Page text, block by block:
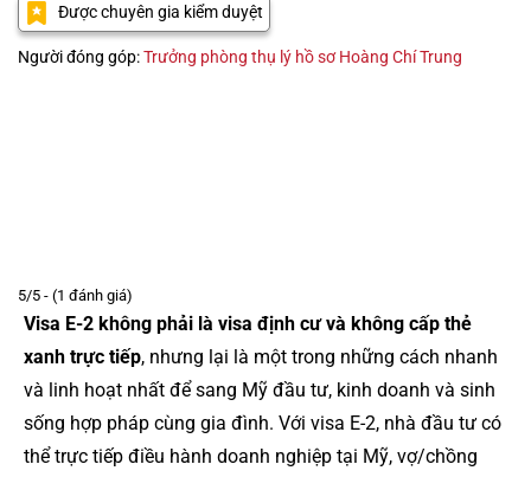
Được chuyên gia kiểm duyệt
Người đóng góp:Trưởng phòng thụ lý hồ sơ Hoàng Chí Trung
5/5 - (1 đánh giá)
Visa E-2 không phải là visa định cư và không cấp thẻ
xanh trực tiếp, nhưng lại là một trong những cách nhanh
và linh hoạt nhất để sang Mỹ đầu tư, kinh doanh và sinh
sống hợp pháp cùng gia đình. Với visa E-2, nhà đầu tư có
thể trực tiếp điều hành doanh nghiệp tại Mỹ, vợ/chồng